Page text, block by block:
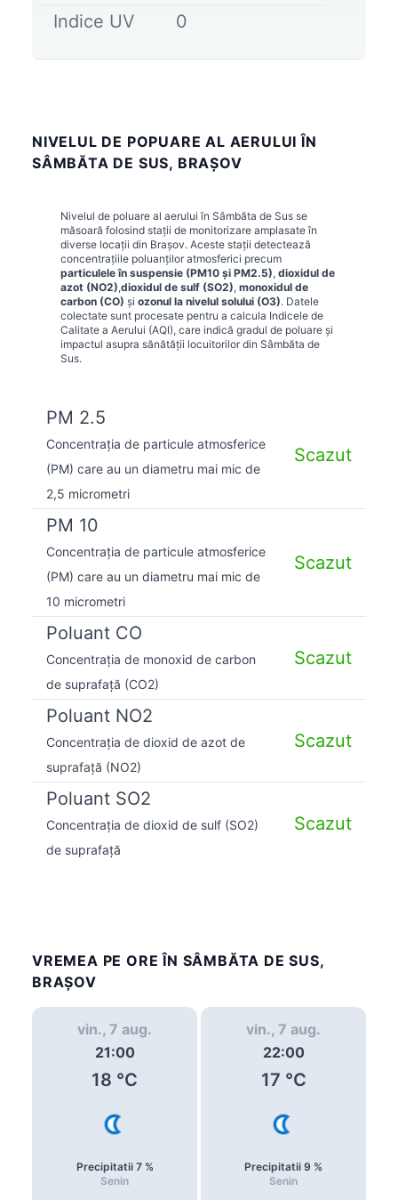
Indice UV
0
NIVELUL DE POPUARE AL AERULUI ÎN
SÂMBĂTA DE SUS, BRAȘOV
Nivelul de poluare al aerului în Sâmbăta de Sus se
măsoară folosind stații de monitorizare amplasate în
diverse locații din Brașov. Aceste stații detectează
concentrațiile poluanților atmosferici precum
particulele în suspensie (PM10 și PM2.5), dioxidul de
azot (NO2),dioxidul de sulf (SO2), monoxidul de
carbon (CO) și ozonul la nivelul solului (O3). Datele
colectate sunt procesate pentru a calcula Indicele de
Calitate a Aerului (AQI), care indică gradul de poluare și
impactul asupra sănătății locuitorilor din Sâmbăta de
Sus.
PM 2.5
Concentrația de particule atmosferice
(PM) care au un diametru mai mic de
2,5 micrometri
Scazut
PM 10
Concentrația de particule atmosferice
(PM) care au un diametru mai mic de
10 micrometri
Scazut
Poluant CO
Concentrația de monoxid de carbon
de suprafață (CO2)
Scazut
Poluant NO2
Concentrația de dioxid de azot de
suprafață (NO2)
Scazut
Poluant SO2
Concentrația de dioxid de sulf (SO2)
de suprafață
Scazut
VREMEA PE ORE ÎN SÂMBĂTA DE SUS,
BRAȘOV
vin., 7 aug.
21:00
18 °C
Precipitatii 7%
Senin
vin., 7 aug.
22:00
17 °C
Precipitatii 9 %
Senin